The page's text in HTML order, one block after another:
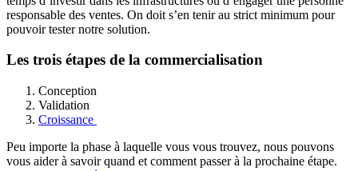
responsable des ventes. On doit s’en tenir au strict minimum pour
pouvoir tester notre solution.
Les trois étapes de la commercialisation
Conception
Validation
Croissance
Peu importe la phase à laquelle vous vous trouvez, nous pouvons
vous aider à savoir quand et comment passer à la prochaine étape.